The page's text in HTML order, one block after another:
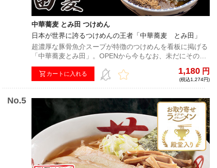
中華蕎麦 とみ田 つけめん
日本が世界に誇るつけめんの王者「中華蕎麦 とみ田」
超濃厚な豚骨魚介スープが特徴のつけめんを看板に掲げる
「中華蕎麦とみ田」。OPENから今もなお、未だにその味
を求めて早朝から行列を成す。小麦粉から独自開発した、
唯一無二の自家製極太麺は、他店の店主も舌を巻くほどの
完成度。
カートに入れる 1,180 円
(税込1,274円)